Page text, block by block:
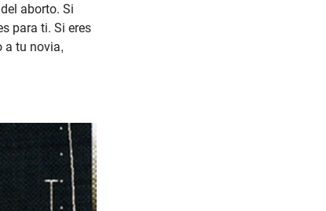
aborto. Si
para ti. Si eres
a tu novia,